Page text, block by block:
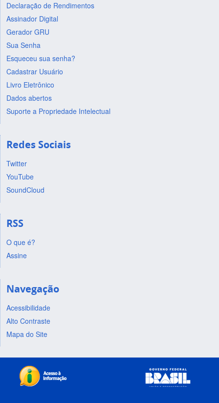
Declaração de Rendimentos
Assinador Digital
Gerador GRU
Sua Senha
Esqueceu sua senha?
Cadastrar Usuário
Livro Eletrônico
Dados abertos
Suporte a Propriedade Intelectual
Redes Sociais
Twitter
YouTube
SoundCloud
RSS
O que é?
Assine
Navegação
Acessibilidade
Alto Contraste
Mapa do Site